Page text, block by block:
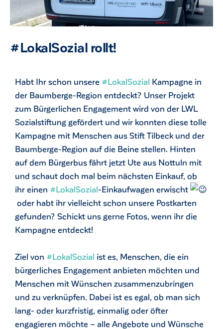
#LokalSozial rollt!
Habt Ihr schon unsere #LokalSozial Kampagne in
der Baumberge-Region entdeckt? Unser Projekt
zum Bürgerlichen Engagement wird von der LWL
Sozialstiftung gefördert und wir konnten diese tolle
Kampagne mit Menschen aus Stift Tilbeck und der
Baumberge-Region auf die Beine stellen. Hinten
auf dem Bürgerbus fährt jetzt Ute aus Nottuln mit
und schaut doch mal beim nächsten Einkauf, ob
ihr einen #LokalSozial-Einkaufwagen erwischt
oder habt ihr vielleicht schon unsere Postkarten
gefunden? Schickt uns gerne Fotos, wenn ihr die
Kampagne entdeckt!
Ziel von #LokalSozial ist es, Menschen, die ein
bürgerliches Engagement anbieten möchten und
Menschen mit Wünschen zusammenzubringen
und zu verknüpfen. Dabei ist es egal, ob man sich
lang- oder kurzfristig, einmalig oder öfter
engagieren möchte – alle Angebote und Wünsche